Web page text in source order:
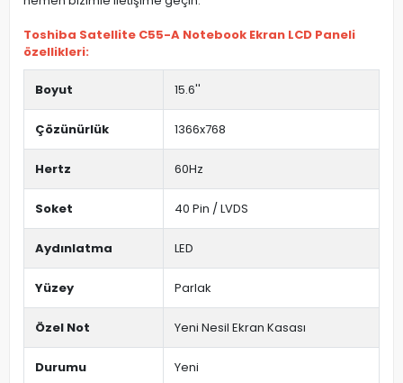
Toshiba Satellite C55-A Notebook Ekran LCD Paneli
özellikleri:
Boyut 15.6''
Çözünürlük 1366x768
Hertz 60Hz
Soket 40 Pin / LVDS
Aydınlatma LED
Yüzey Parlak
Özel Not Yeni Nesil Ekran Kasası
Durumu Yeni